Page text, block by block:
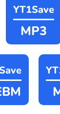
YT1Save
MP3